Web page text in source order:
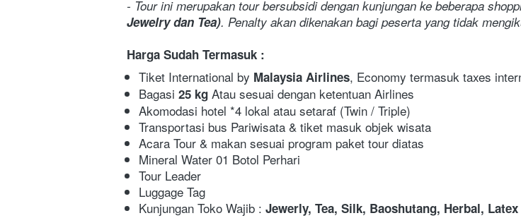
- Tour ini merupakan tour bersubsidi dengan kunjungan ke beberapa
Jewelry dan Tea). Penalty akan dikenakan bagi peserta yang tidak
Harga Sudah Termasuk :
Tiket International by Malaysia Airlines, Economy termasuk taxes
Bagasi 25 kg Atau sesuai dengan ketentuan Airlines
Akomodasi hotel *4 lokal atau setaraf (Twin / Triple)
Transportasi bus Pariwisata & tiket masuk objek wisata
Acara Tour & makan sesuai program paket tour diatas
Mineral Water 01 Botol Perhari
Tour Leader
Luggage Tag
Kunjungan Toko Wajib : Jewerly, Tea, Silk, Baoshutang, Herbal, Latex